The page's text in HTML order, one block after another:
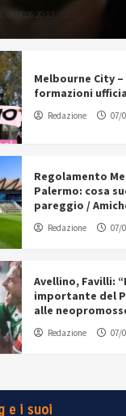
07/08/2026 20:12
Melbourne City
formazioni
Redazione 07/
Regolamento
Palermo: cosa
pareggio /
Redazione 07/
Avellino, Favilli:
importante del
alle
Redazione 07/